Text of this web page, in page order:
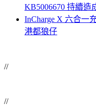
KB5006670 持續造
InCharge X 六合一
港都狼仔
//
//